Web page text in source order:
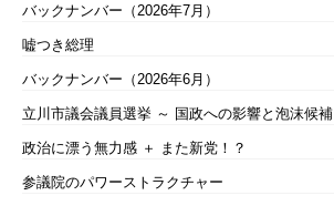
バックナンバー（2026年7月）
嘘つき総理
バックナンバー（2026年6月）
立川市議会議員選挙 ～ 国政への影響と泡沫候補
政治に漂う無力感 ＋ また新党！？
参議院のパワーストラクチャー